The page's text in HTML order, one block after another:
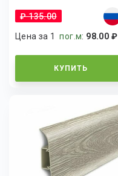
₽ 135.00
Цена за 1пог.м: 98.00 ₽
КУПИТЬ